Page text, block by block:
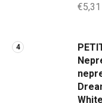
€5,31
White